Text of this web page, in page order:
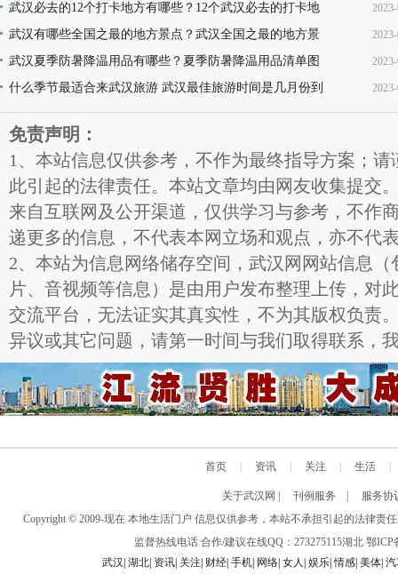
买,天天更新,超省钱,快来抢购!
武汉必去的12个打卡地方有哪些？12个武汉必去的打卡地
地址推荐
武汉有哪些全国之最的地方景点？武汉全国之最的地方景
点名称介绍及图片大全欣赏
武汉夏季防暑降温用品有哪些？夏季防暑降温用品清单图
片
什么季节最适合来武汉旅游 武汉最佳旅游时间是几月份到
几月份
免责声明：
1、本站信息仅供参考，不作为最终指导方案；
此引起的法律责任。本站文章均由网友收集提交
来自互联网及公开渠道，仅供学习与参考，不作
递更多的信息，不代表本网立场和观点，亦不代
2、本站为信息网络储存空间，武汉网网站信息
片、音视频等信息）是由用户发布整理上传，对
交流平台，无法证实其真实性，不为其版权负责
异议或其它问题，请第一时间与我们取得联系，
首页 资讯 关注 生活
关于武汉网 刊例服务
服务协
Copyright © 2009-现在 本地生活门户 信息仅供参考，本站不承担引起的法律
监督热线电话 合作/建议在线QQ：273275115湖北 鄂ICP
武汉 湖北| 资讯| 关注 财经| 手机| 网络| 女人 娱乐|情感| 美体| 汽